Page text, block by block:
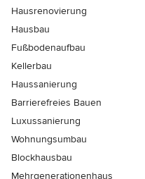
Hausrenovierung
Hausbau
Fußbodenaufbau
Kellerbau
Haussanierung
Barrierefreies Bauen
Luxussanierung
Wohnungsumbau
Blockhausbau
Mehrgenerationenhaus